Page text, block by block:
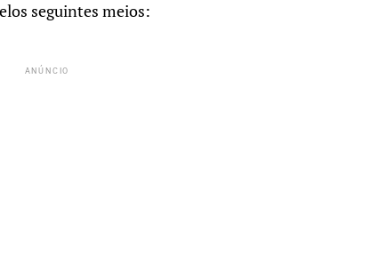
seguintes meios:
ANÚNCIO